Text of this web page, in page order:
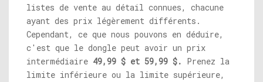
listes de vente au détail connues, chacune
ayant des prix légèrement différents.
Cependant, ce que nous pouvons en déduire,
c'est que le dongle peut avoir un prix
intermédiaire 49,99 $ et 59,99 $. Prenez la
limite inférieure ou la limite supérieure,